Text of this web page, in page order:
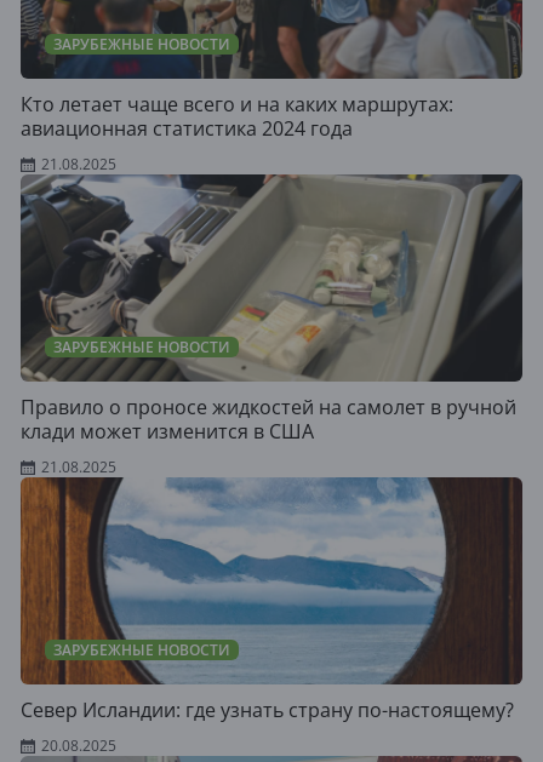
ЗАРУБЕЖНЫЕ НОВОСТИ
Кто летает чаще всего и на каких маршрутах:
авиационная статистика 2024 года
21.08.2025
ЗАРУБЕЖНЫЕ НОВОСТИ
Правило о проносе жидкостей на самолет в ручной
клади может изменится в США
21.08.2025
ЗАРУБЕЖНЫЕ НОВОСТИ
Север Исландии: где узнать страну по-настоящему?
20.08.2025